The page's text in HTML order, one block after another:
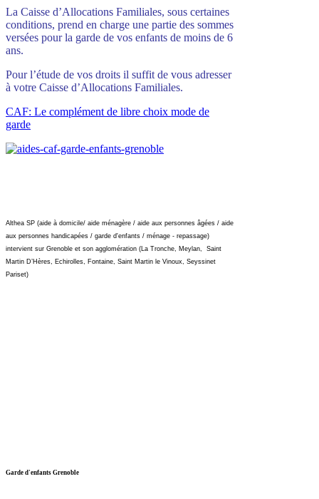
La Caisse d’Allocations Familiales, sous certaines
conditions, prend en charge une partie des sommes
versées pour la garde de vos enfants de moins de 6
ans.
Pour l’étude de vos droits il suffit de vous adresser
à votre Caisse d’Allocations Familiales.
CAF: Le complément de libre choix mode de
garde
Althea SP (aide à domicile/ aide ménagère / aide aux personnes âgées / aide
aux personnes handicapées / garde d'enfants / ménage - repassage)
intervient sur Grenoble et son agglomération (La Tronche, Meylan, Saint
Martin D’Hères, Echirolles, Fontaine, Saint Martin le Vinoux, Seyssinet
Pariset)
Garde d'enfants Grenoble